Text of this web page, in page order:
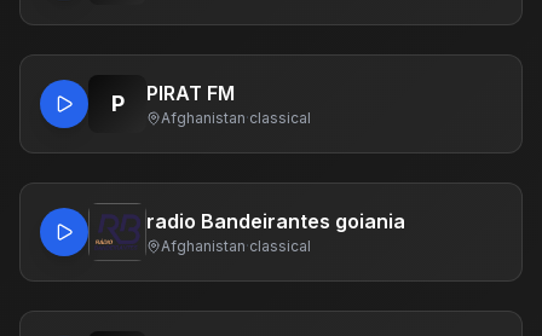
P PIRAT FM
Afghanistan·classical
radio Bandeirantes goiania
Afghanistan·classical